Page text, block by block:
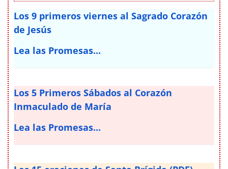
Los 9 primeros viernes al Sagrado Corazón
de Jesús
Lea las Promesas...
Los 5 Primeros Sábados al Corazón
Inmaculado de María
Lea las Promesas...